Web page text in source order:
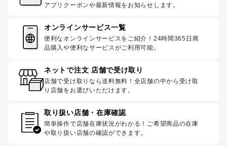
アプリクーポンや最新情報をお知らせします。
オンラインサービス一覧
便利なオンラインサービスをご紹介！24時間365日商
品購入や便利なサービスがご利用可能。
ネットで注文 店舗で受け取り
店舗で受け取りなら送料無料！全店舗の中から受け取
り店舗をお選びいただけます。
取り扱い店舗・在庫確認
簡単操作で店舗在庫状況がわかる！ご希望商品の在庫
や取り扱い店舗の確認ができます。